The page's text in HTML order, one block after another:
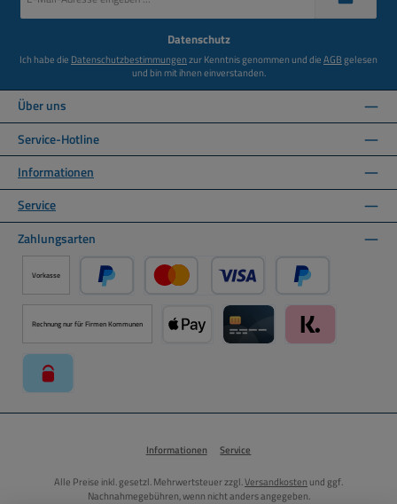
Adresse
Datenschutz
Ich habe die Datenschutzbestimmungenzur Kenntnis genommen und dieAGBgelesen
und bin mit ihnen einverstanden.
Über uns
Service-Hotline
Informationen
Service
Zahlungsarten
Vorkasse
PayPal Kredit- oder Debitkarte über PayPal
Später Bezahlen
Rechnung nur für Firmen Kommunen
Informationen Service
Alle Preise inkl. gesetzl. Mehrwertsteuer zzgl.Versandkosten und ggf.
Nachnahmegebühren, wenn nicht anders angegeben.